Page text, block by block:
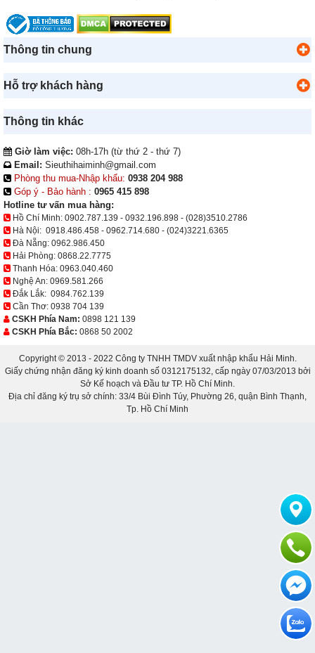
Thông tin chung
Hỗ trợ khách hàng
Thông tin khác
Giờ làm việc: 08h-17h (từ thứ 2 - thứ 7)
Email: Sieuthihaiminh@gmail.com
Phòng thu mua-Nhập khẩu: 0938 204 988
Góp ý - Bảo hành : 0965 415 898
Hotline tư vấn mua hàng:
Hồ Chí Minh: 0902.787.139 - 0932.196.898 - (028)3510.2786
Hà Nội: 0918.486.458 - 0962.714.680 - (024)3221.6365
Đà Nẵng: 0962.986.450
Hải Phòng: 0868.22.7775
Thanh Hóa: 0963.040.460
Nghệ An: 0969.581.266
Đắk Lắk: 0984.762.139
Cần Thơ: 0938 704 139
CSKH Phía Nam: 0898 121 139
CSKH Phía Bắc: 0868 50 2002
Copyright © 2013 - 2022 Công ty TNHH TMDV xuất nhập khẩu Hải Minh.
Giấy chứng nhận đăng ký kinh doanh số 0312175132, cấp ngày 07/03/2013 bởi
Sở Kế hoạch và Đầu tư TP. Hồ Chí Minh.
Địa chỉ đăng ký trụ sở chính: 33/4 Bùi Đình Túy, Phường 26, quận Bình Thạnh,
Tp. Hồ Chí Minh